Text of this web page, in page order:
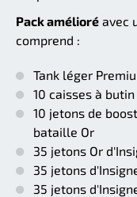
Pack amélioré avec
comprend :
Tank léger
10 caisses à butin
10 jetons de
bataille Or
35 jetons Or
35 jetons
35 jetons